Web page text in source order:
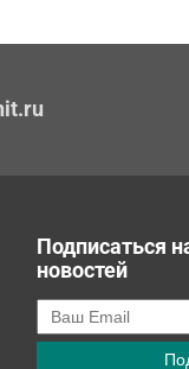
Подписаться
новостей